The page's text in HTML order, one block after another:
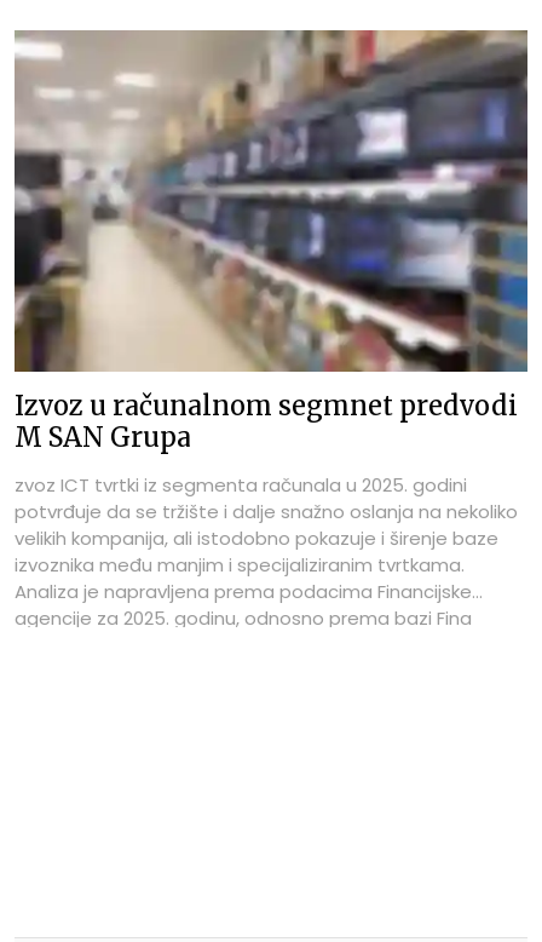
vrijednosti uvoza, a posebno se u tekstu predstavljaju
najboljih TOP 10 tvrtki iz tablice prema ostvarenom uvozu
u 2025. godini.
Izvoz u računalnom segmnet predvodi
M SAN Grupa
zvoz ICT tvrtki iz segmenta računala u 2025. godini
potvrđuje da se tržište i dalje snažno oslanja na nekoliko
velikih kompanija, ali istodobno pokazuje i širenje baze
izvoznika među manjim i specijaliziranim tvrtkama.
Analiza je napravljena prema podacima Financijske
agencije za 2025. godinu, odnosno prema bazi Fina